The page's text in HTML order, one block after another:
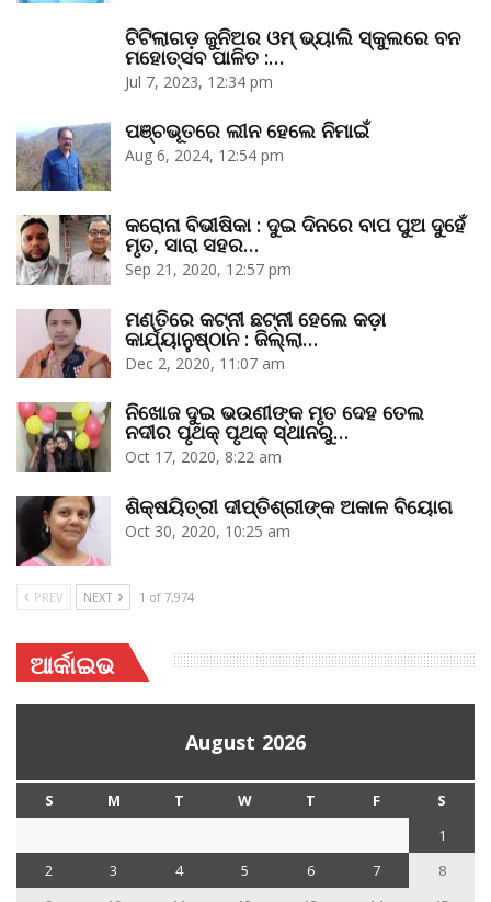
ଟିଟିଲାଗଡ଼ ଜୁନିଅର ଓମ୍‌ ଭ୍ୟାଲି ସ୍କୁଲରେ ବନ
ମହୋତ୍ସବ ପାଳିତ :…
Jul 7, 2023, 12:34 pm
ପଞ୍ଚଭୂତରେ ଲୀନ ହେଲେ ନିମାଇଁ
Aug 6, 2024, 12:54 pm
କରୋନା ବିଭୀଷିକା : ଦୁଇ ଦିନରେ ବାପ ପୁଅ ଦୁହେଁ
ମୃତ, ସାରା ସହର…
Sep 21, 2020, 12:57 pm
ମଣ୍ତିରେ କଟ୍‌ନୀ ଛଟ୍‌ନୀ ହେଲେ କଡ଼ା
କାର୍ଯ୍ୟାନୁଷ୍ଠାନ : ଜିଲ୍ଲା…
Dec 2, 2020, 11:07 am
ନିଖୋଜ ଦୁଇ ଭଉଣୀଙ୍କ ମୃତ ଦେହ ତେଲ
ନଦୀର ପୃଥକ୍‌ ପୃଥକ୍‌ ସ୍ଥାନରୁ…
Oct 17, 2020, 8:22 am
ଶିକ୍ଷୟିତ୍ରୀ ଦୀପ୍ତିଶ୍ରୀଙ୍କ ଅକାଳ ବିୟୋଗ
Oct 30, 2020, 10:25 am
PREV NEXT 1 of 7,974
ଆର୍କାଇଭ
August 2026
S M T W T F
S
1
2
3 4 5 6 7
8